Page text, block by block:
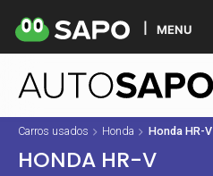
MENU
Carros usados Honda Honda HR-V
HONDA HR-V